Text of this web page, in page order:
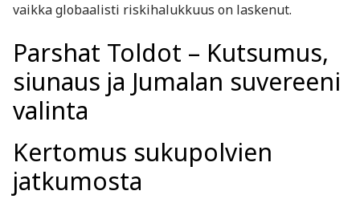
vaikka globaalisti riskihalukkuus on laskenut.
Parshat Toldot – Kutsumus,
siunaus ja Jumalan suvereeni
valinta
Kertomus sukupolvien
jatkumosta